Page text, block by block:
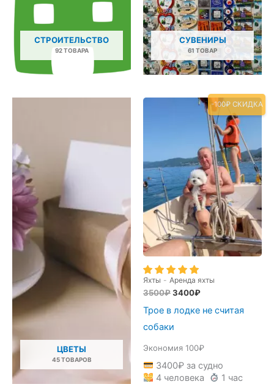
СТРОИТЕЛЬСТВО
92 ТОВАРА
СУВЕНИРЫ
61 ТОВАР
ЦВЕТЫ
45 ТОВАРОВ
-100₽ СКИДКА
Яхты - Аренда яхты
3500₽Первоначальная
составляла
3500₽.
3400₽Текущая
3400₽.
Трое в лодке не считая
собаки
Экономия 100₽
3400₽за судно
4 человека
1 час